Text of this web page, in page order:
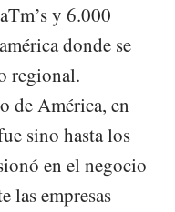
y 6.000
donde se
regional.
de América, en
sino hasta los
en el negocio
las empresas